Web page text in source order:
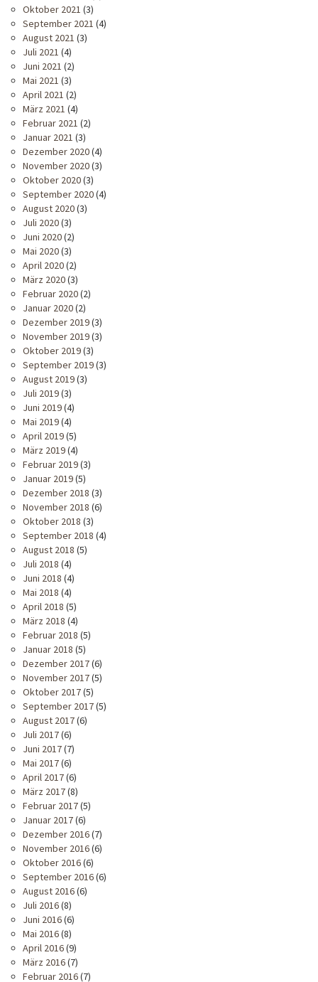
Oktober 2021 (3)
September 2021 (4)
August 2021 (3)
Juli 2021 (4)
Juni 2021 (2)
Mai 2021 (3)
April 2021 (2)
März 2021 (4)
Februar 2021 (2)
Januar 2021 (3)
Dezember 2020(4)
November 2020(3)
Oktober 2020(3)
September 2020(4)
August 2020(3)
Juli 2020(3)
Juni 2020(2)
Mai 2020(3)
April 2020(2)
März 2020(3)
Februar 2020(2)
Januar 2020(2)
Dezember 2019(3)
November 2019(3)
Oktober 2019(3)
September 2019(3)
August 2019(3)
Juli 2019(3)
Juni 2019(4)
Mai 2019(4)
April 2019(5)
März 2019(4)
Februar 2019(3)
Januar 2019(5)
Dezember 2018 (3)
November 2018 (6)
Oktober 2018 (3)
September 2018 (4)
August 2018 (5)
Juli 2018 (4)
Juni 2018 (4)
Mai 2018 (4)
April 2018 (5)
März 2018 (4)
Februar 2018 (5)
Januar 2018 (5)
Dezember 2017(6)
November 2017(5)
Oktober 2017(5)
September 2017(5)
August 2017(6)
Juli 2017(6)
Juni 2017(7)
Mai 2017(6)
April 2017(6)
März 2017(8)
Februar 2017(5)
Januar 2017(6)
Dezember 2016(7)
November 2016(6)
Oktober 2016(6)
September 2016(6)
August 2016(6)
Juli 2016(8)
Juni 2016(6)
Mai 2016(8)
April 2016(9)
März 2016(7)
Februar 2016(7)